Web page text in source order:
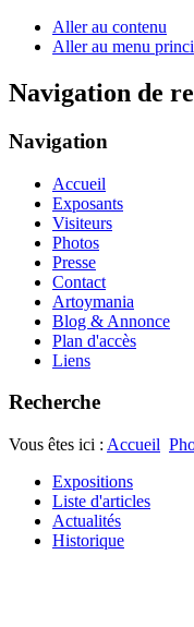
Aller au contenu
Aller au menu
Navigation de
Navigation
Accueil
Exposants
Visiteurs
Photos
Presse
Contact
Artoymania
Blog & Annonce
Plan d'accès
Liens
Recherche
Vous êtes ici : Accueil
Expositions
Liste d'articles
Actualités
Historique